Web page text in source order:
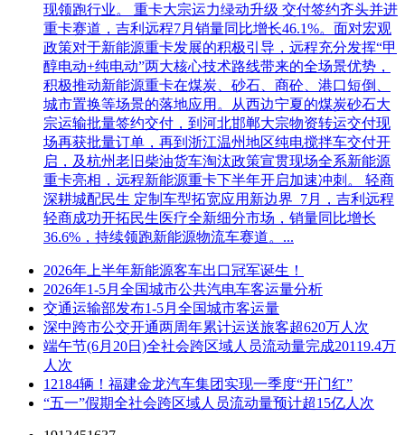
现领跑行业。 重卡大宗运力绿动升级 交付签约齐头并进
重卡赛道，吉利远程7月销量同比增长46.1%。面对宏观
政策对于新能源重卡发展的积极引导，远程充分发挥“甲
醇电动+纯电动”两大核心技术路线带来的全场景优势，
积极推动新能源重卡在煤炭、砂石、商砼、港口短倒、
城市置换等场景的落地应用。从西边宁夏的煤炭砂石大
宗运输批量签约交付，到河北邯郸大宗物资转运交付现
场再获批量订单，再到浙江温州地区纯电搅拌车交付开
启，及杭州老旧柴油货车淘汰政策宣贯现场全系新能源
重卡亮相，远程新能源重卡下半年开启加速冲刺。 轻商
深耕城配民生 定制车型拓宽应用新边界 7月，吉利远程
轻商成功开拓民生医疗全新细分市场，销量同比增长
36.6%，持续领跑新能源物流车赛道。...
2026年上半年新能源客车出口冠军诞生！
2026年1-5月全国城市公共汽电车客运量分析
交通运输部发布1-5月全国城市客运量
深中跨市公交开通两周年累计运送旅客超620万人次
端午节(6月20日)全社会跨区域人员流动量完成20119.4万
人次
12184辆！福建金龙汽车集团实现一季度“开门红”
“五一”假期全社会跨区域人员流动量预计超15亿人次